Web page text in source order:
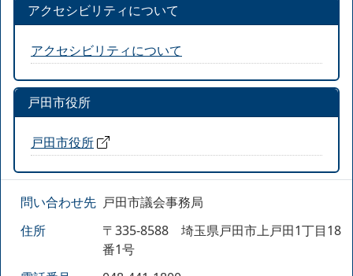
アクセシビリティについて
アクセシビリティについて
戸田市役所
戸田市役所
問い合わせ先 戸田市議会事務局
住所
〒335-8588 埼玉県戸田市上戸田1丁目18
番1号